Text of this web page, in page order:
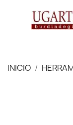
INICIO